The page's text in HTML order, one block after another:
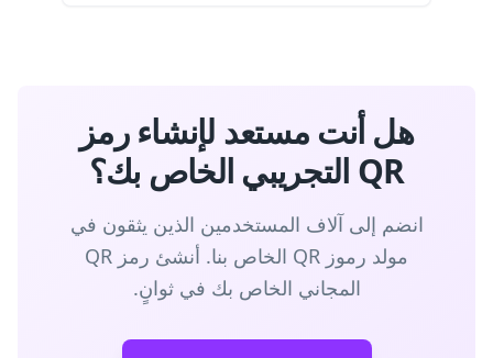
هل أنت مستعد لإنشاء رمز
QR التجريبي الخاص بك؟
انضم إلى آلاف المستخدمين الذين يثقون في
مولد رموز QR الخاص بنا. أنشئ رمز QR
المجاني الخاص بك في ثوانٍ.